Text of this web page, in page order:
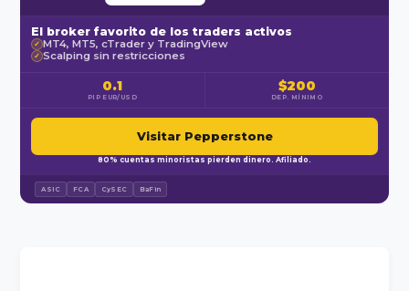
El broker favorito de los traders activos
✓ MT4, MT5, cTrader y TradingView
✓ Scalping sin restricciones
0.1
PIP EUR/USD
$200
DEP. MÍNIMO
Visitar Pepperstone
80% cuentas minoristas pierden dinero. Afiliado.
ASIC FCA CySEC BaFin